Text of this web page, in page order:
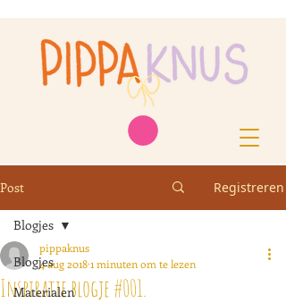
Post Registreren
Blogjes
Materialen
Blogjes
Inspiratie blogje #001.
pippaknus
4 aug 20181 minuten om te lezen